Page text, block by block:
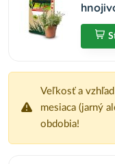
Veľkosť a
mesiaca (jarný
obdobia!